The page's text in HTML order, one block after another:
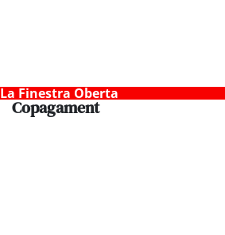
La Finestra Oberta
Copagament